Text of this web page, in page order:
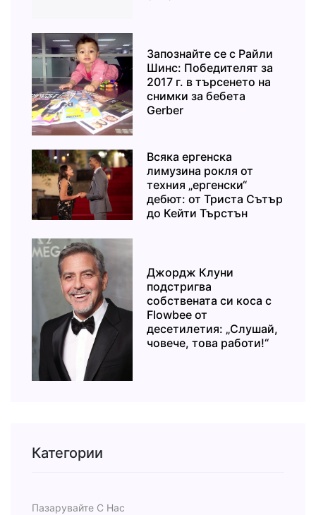
Запознайте се с Райли
Шинс: Победителят за
2017 г. в търсенето на
снимки за бебета
Gerber
Всяка ергенска
лимузина рокля от
техния „ергенски“
дебют: от Триста Сътър
до Кейти Търстън
Джордж Клуни
подстригва
собствената си коса с
Flowbee от
десетилетия: „Слушай,
човече, това работи!“
Категории
Пазарувайте С Нас